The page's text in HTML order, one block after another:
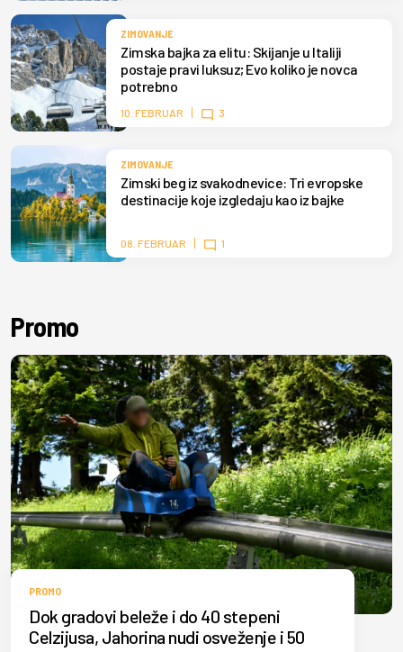
ZIMOVANJE
Zimska bajka za elitu: Skijanje u Italiji
postaje pravi luksuz; Evo koliko je novca
potrebno
10. FEBRUAR 3
ZIMOVANJE
Zimski beg iz svakodnevice: Tri evropske
destinacije koje izgledaju kao iz bajke
08. FEBRUAR 1
Promo
PROMO
Dok gradovi beleže i do 40 stepeni
Celzijusa, Jahorina nudi osveženje i 50